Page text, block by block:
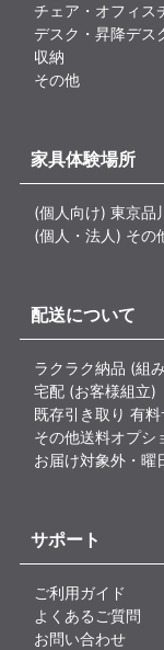
チェア・オフィス
デスク・昇降デス
収納
その他
家具体験場所
(個人向け) 東京品
(個人・法人) その
配送について
ラクラク納品 (組
宅配 (お客様組立)
既存引き取り 有料
その他送料オプシ
お届け対象外・曜
サポート
ご利用ガイド
よくあるご質問
お問い合わせ